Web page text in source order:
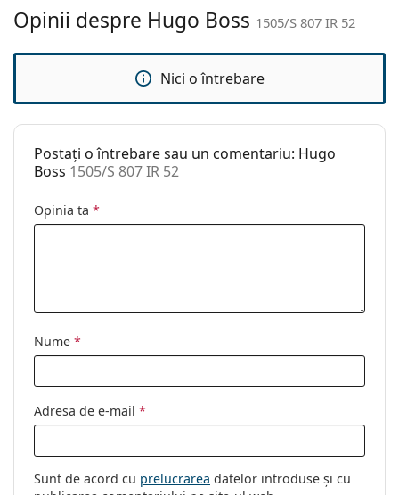
curățat:
Altele
Unisex
Categorie:
Ochelari de soare
Brand:
Hugo Boss
Utilizare:
Modă
Opinii despre Hugo Boss 1505/S 807 IR 52
Nici o întrebare
Postați o întrebare sau un comentariu: Hugo
Boss 1505/S 807 IR 52
Opinia ta *
Nume *
Adresa de e-mail *
Sunt de acord cu prelucrarea datelor introduse și cu